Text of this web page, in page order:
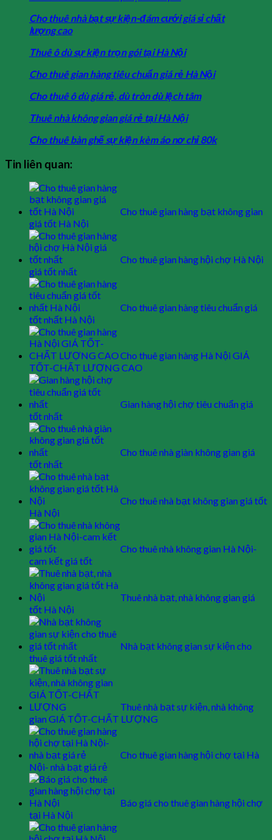
Cho thuê nhà bạt sự kiện-đám cưới giá sỉ chất
lượng cao
Thuê ô dù sự kiện trọn gói tại Hà Nội
Cho thuê gian hàng tiêu chuẩn giá rẻ Hà Nội
Cho thuê ô dù giá rẻ, dù tròn dù lệch tâm
Thuê nhà không gian giá rẻ tại Hà Nội
Cho thuê bàn ghế sự kiện kèm áo nơ chỉ 80k
Tin liên quan:
Cho thuê gian hàng bạt không gian
giá tốt Hà Nội
Cho thuê gian hàng hội chợ Hà Nội
giá tốt nhất
Cho thuê gian hàng tiêu chuẩn giá
tốt nhất Hà Nội
Cho thuê gian hàng Hà Nội GIÁ
TỐT-CHẤT LƯỢNG CAO
Gian hàng hội chợ tiêu chuẩn giá
tốt nhất
Cho thuê nhà giàn không gian giá
tốt nhất
Cho thuê nhà bạt không gian giá tốt
Hà Nội
Cho thuê nhà không gian Hà Nội-
cam kết giá tốt
Thuê nhà bạt, nhà không gian giá
tốt Hà Nội
Nhà bạt không gian sự kiện cho
thuê giá tốt nhất
Thuê nhà bạt sự kiện, nhà không
gian GIÁ TỐT-CHẤT LƯỢNG
Cho thuê gian hàng hội chợ tại Hà
Nội- nhà bạt giá rẻ
Báo giá cho thuê gian hàng hội chợ
tại Hà Nội